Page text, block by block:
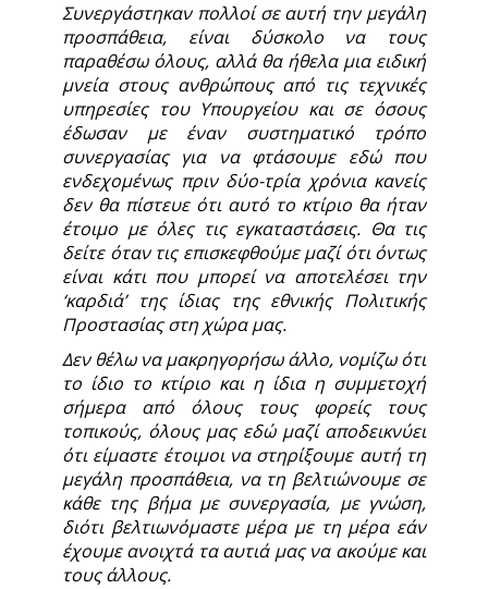
Συνεργάστηκαν πολλοί σε αυτή την μεγάλη
προσπάθεια, είναι δύσκολο να τους
παραθέσω όλους, αλλά θα ήθελα μια ειδική
μνεία στους ανθρώπους από τις τεχνικές
υπηρεσίες του Υπουργείου και σε όσους
έδωσαν με έναν συστηματικό τρόπο
συνεργασίας για να φτάσουμε εδώ που
ενδεχομένως πριν δύο-τρία χρόνια κανείς
δεν θα πίστευε ότι αυτό το κτίριο θα ήταν
έτοιμο με όλες τις εγκαταστάσεις. Θα τις
δείτε όταν τις επισκεφθούμε μαζί ότι όντως
είναι κάτι που μπορεί να αποτελέσει την
‘καρδιά’ της ίδιας της εθνικής Πολιτικής
Προστασίας στη χώρα μας.
Δεν θέλω να μακρηγορήσω άλλο, νομίζω ότι
το ίδιο το κτίριο και η ίδια η συμμετοχή
σήμερα από όλους τους φορείς τους
τοπικούς, όλους μας εδώ μαζί αποδεικνύει
ότι είμαστε έτοιμοι να στηρίξουμε αυτή τη
μεγάλη προσπάθεια, να τη βελτιώνουμε σε
κάθε της βήμα με συνεργασία, με γνώση,
διότι βελτιωνόμαστε μέρα με τη μέρα εάν
έχουμε ανοιχτά τα αυτιά μας να ακούμε και
τους άλλους.